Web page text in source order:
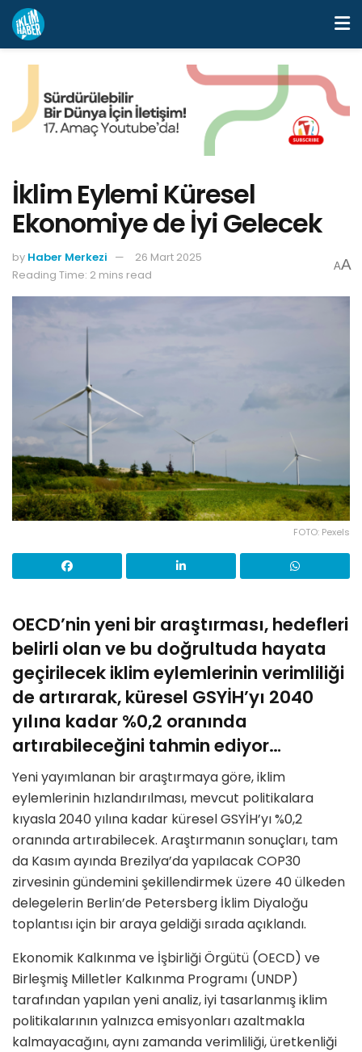
İklim Eylemi Küresel
Ekonomiye de İyi Gelecek
by Haber Merkezi
26 Mart 2025
Reading Time: 2 mins read
AA
FOTO: Pexels
OECD’nin yeni bir araştırması, hedefleri
belirli olan ve bu doğrultuda hayata
geçirilecek iklim eylemlerinin verimliliği
de artırarak, küresel GSYİH’yı 2040
yılına kadar %0,2 oranında
artırabileceğini tahmin ediyor…
Yeni yayımlanan bir araştırmaya göre, iklim
eylemlerinin hızlandırılması, mevcut politikalara
kıyasla 2040 yılına kadar küresel GSYİH’yı %0,2
oranında artırabilecek. Araştırmanın sonuçları, tam
da Kasım ayında Brezilya’da yapılacak COP30
zirvesinin gündemini şekillendirmek üzere 40 ülkeden
delegelerin Berlin’de Petersberg İklim Diyaloğu
toplantısı için bir araya geldiği sırada açıklandı.
Ekonomik Kalkınma ve İşbirliği Örgütü (OECD) ve
Birleşmiş Milletler Kalkınma Programı (UNDP)
tarafından yapılan yeni analiz, iyi tasarlanmış iklim
politikalarının yalnızca emisyonları azaltmakla
kalmayacağını, aynı zamanda verimliliği, üretkenliği